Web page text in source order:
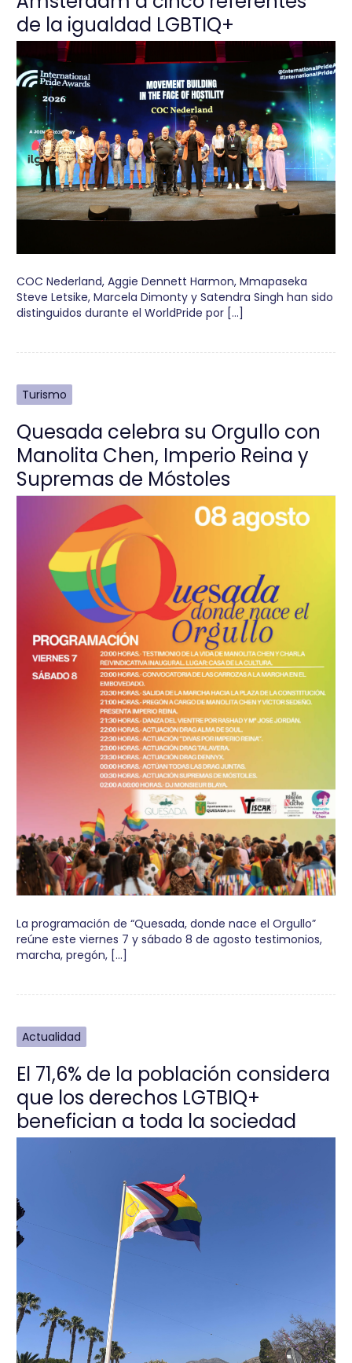
de la igualdad LGBTIQ+
COC Nederland, Aggie Dennett Harmon, Mmapaseka
Steve Letsike, Marcela Dimonty y Satendra Singh han sido
distinguidos durante el WorldPride por […]
Turismo
Quesada celebra su Orgullo con
Manolita Chen, Imperio Reina y
Supremas de Móstoles
La programación de “Quesada, donde nace el Orgullo”
reúne este viernes 7 y sábado 8 de agosto testimonios,
marcha, pregón, […]
Actualidad
El 71,6% de la población considera
que los derechos LGTBIQ+
benefician a toda la sociedad